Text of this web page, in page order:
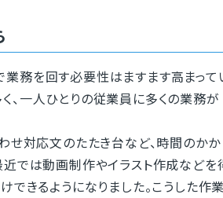
務を回す必要性はますます高まって
、一人ひとりの従業員に多くの業務が
せ対応文のたたき台など、時間のかか
近では動画制作やイラスト作成などを
きるようになりました。こうした作業